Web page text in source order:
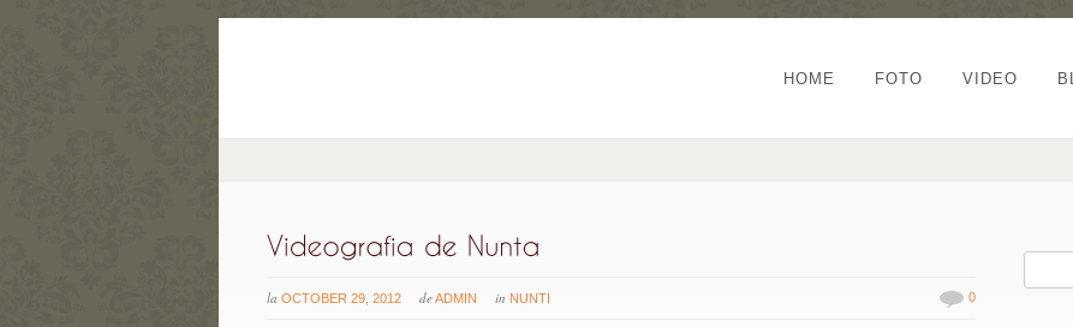
HOME FOTO VIDEO
la OCTOBER 29, 2012 deADMIN in NUNTI 0